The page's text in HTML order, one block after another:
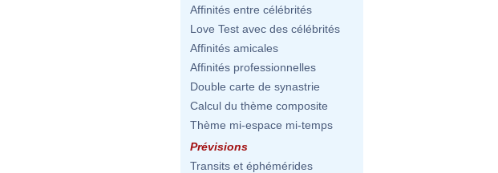
Affinités entre célébrités
Love Test avec des célébrités
Affinités amicales
Affinités professionnelles
Double carte de synastrie
Calcul du thème composite
Thème mi-espace mi-temps
Prévisions
Transits et éphémérides